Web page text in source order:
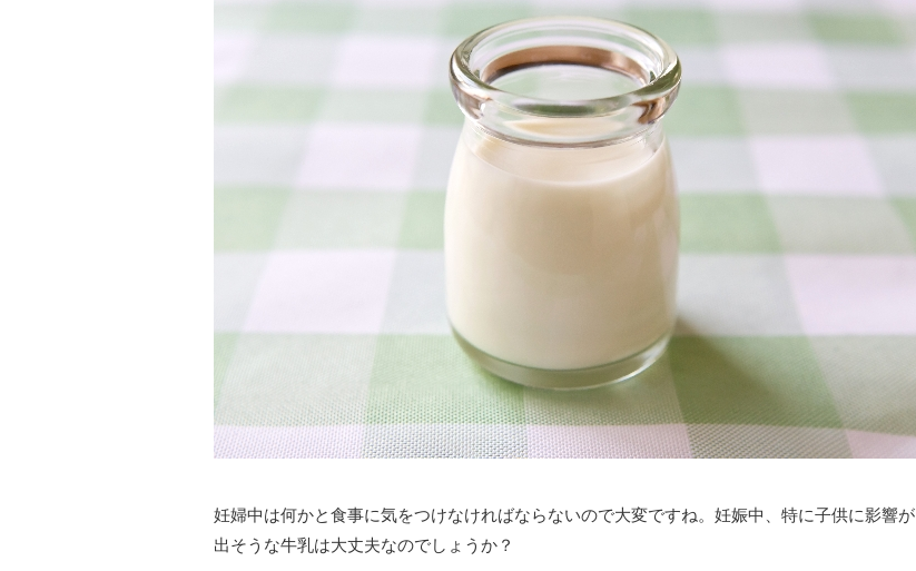
妊婦中は何かと食事に気をつけなければならないので大変ですね。妊娠中、特に子供に影響が
出そうな牛乳は大丈夫なのでしょうか？